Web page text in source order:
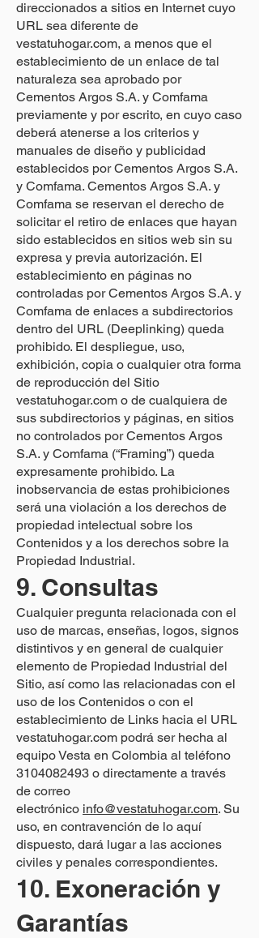
direccionados a sitios en Internet cuyo
URL sea diferente de
vestatuhogar.com, a menos que el
establecimiento de un enlace de tal
naturaleza sea aprobado por
Cementos Argos S.A. y Comfama
previamente y por escrito, en cuyo caso
deberá atenerse a los criterios y
manuales de diseño y publicidad
establecidos por Cementos Argos S.A.
y Comfama. Cementos Argos S.A. y
Comfama se reservan el derecho de
solicitar el retiro de enlaces que hayan
sido establecidos en sitios web sin su
expresa y previa autorización. El
establecimiento en páginas no
controladas por Cementos Argos S.A. y
Comfama de enlaces a subdirectorios
dentro del URL (Deeplinking) queda
prohibido. El despliegue, uso,
exhibición, copia o cualquier otra forma
de reproducción del Sitio
vestatuhogar.com o de cualquiera de
sus subdirectorios y páginas, en sitios
no controlados por Cementos Argos
S.A. y Comfama (“Framing”) queda
expresamente prohibido. La
inobservancia de estas prohibiciones
será una violación a los derechos de
propiedad intelectual sobre los
Contenidos y a los derechos sobre la
Propiedad Industrial.
9. Consultas
Cualquier pregunta relacionada con el
uso de marcas, enseñas, logos, signos
distintivos y en general de cualquier
elemento de Propiedad Industrial del
Sitio, así como las relacionadas con el
uso de los Contenidos o con el
establecimiento de Links hacia el URL
vestatuhogar.com podrá ser hecha al
equipo Vesta en Colombia al teléfono
3104082493 o directamente a través
de correo
electrónico info@vestatuhogar.com. Su
uso, en contravención de lo aquí
dispuesto, dará lugar a las acciones
civiles y penales correspondientes.
10. Exoneración y
Garantías